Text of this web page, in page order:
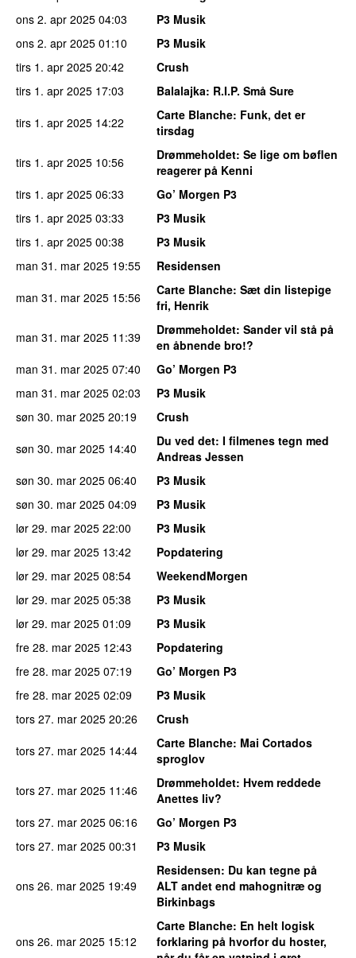
ons 2. apr 2025 04:03
P3 Musik
ons 2. apr 2025 01:10
P3 Musik
tirs 1. apr 2025 20:42
Crush
tirs 1. apr 2025 17:03 Balalajka: R.I.P. Små Sure
tirs 1. apr 2025 14:22 Carte Blanche: Funk, det er
tirsdag
tirs 1. apr 2025 10:56 Drømmeholdet: Se lige om bøflen
reagerer på Kenni
tirs 1. apr 2025 06:33
Go’ Morgen P3
tirs 1. apr 2025 03:33
P3 Musik
tirs 1. apr 2025 00:38
P3 Musik
man 31. mar 2025 19:55
Residensen
man 31. mar 2025 15:56 Carte Blanche: Sæt din listepige
fri, Henrik
man 31. mar 2025 11:39 Drømmeholdet: Sander vil stå på
en åbnende bro!?
man 31. mar 2025 07:40
Go’ Morgen P3
man 31. mar 2025 02:03
P3 Musik
søn 30. mar 2025 20:19
Crush
søn 30. mar 2025 14:40 Du ved det: I filmenes tegn med
Andreas Jessen
søn 30. mar 2025 06:40
P3 Musik
søn 30. mar 2025 04:09
P3 Musik
lør 29. mar 2025 22:00
P3 Musik
lør 29. mar 2025 13:42
Popdatering
lør 29. mar 2025 08:54
WeekendMorgen
lør 29. mar 2025 05:38
P3 Musik
lør 29. mar 2025 01:09
P3 Musik
fre 28. mar 2025 12:43
Popdatering
fre 28. mar 2025 07:19
Go’ Morgen P3
fre 28. mar 2025 02:09
P3 Musik
tors 27. mar 2025 20:26
Crush
tors 27. mar 2025 14:44 Carte Blanche: Mai Cortados
sproglov
tors 27. mar 2025 11:46 Drømmeholdet: Hvem reddede
Anettes liv?
tors 27. mar 2025 06:16
Go’ Morgen P3
tors 27. mar 2025 00:31 P3 Musik
ons 26. mar 2025 19:49
Residensen: Du kan tegne på
ALT andet end mahognitræ og
Birkinbags
ons 26. mar 2025 15:12
Carte Blanche: En helt logisk
forklaring på hvorfor du hoster,